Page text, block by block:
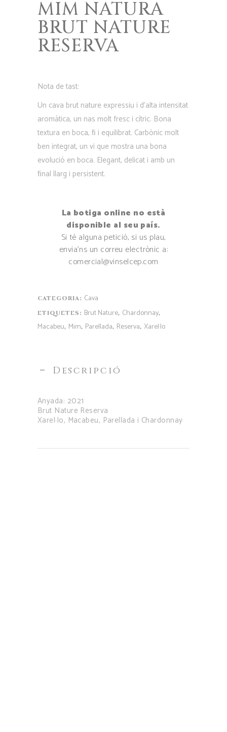
MIM NATURA
BRUT NATURE
RESERVA
Nota de tast:
Un cava brut nature expressiu i d’alta intensitat
aromàtica, un nas molt fresc i cítric. Bona
textura en boca, ﬁ i equilibrat. Carbònic molt
ben integrat, un vi que mostra una bona
evolució en boca. Elegant, delicat i amb un
ﬁnal llarg i persistent.
La botiga online no està
disponible al seu país.
Si té alguna petició, si us plau,
envia’ns un correu electrònic a:
comercial@vinselcep.com
CATEGORIA: Cava
ETIQUETES: Brut Nature, Chardonnay,
Macabeu, Mim, Parellada, Reserva, Xarel·lo
Descripció
Anyada: 2021
Brut Nature Reserva
Xarel·lo, Macabeu, Parellada i Chardonnay